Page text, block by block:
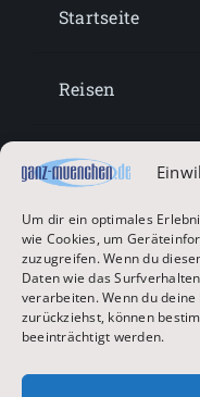
Um dir ein optimales
wie Cookies, um
zuzugreifen. Wenn du
Daten wie das
verarbeiten. Wenn du
zurückziehst, können
beeinträchtigt werden.
Startseite
Reisen
Lifestyle
Entertainment
Oktoberfest &
Zur Hauptseite